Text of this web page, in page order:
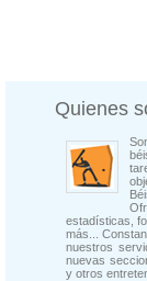
Quienes
estadísticas,
más...
nuestros
nuevas
y otros